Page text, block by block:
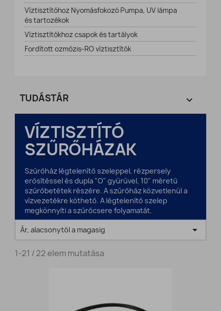
Víztisztítóhoz Nyomásfokozó Pumpa, UV lámpa
és tartozékok
Víztisztítókhoz csapok és tartályok
Fordított ozmózis-RO víztisztítók
TUDÁSTÁR 
VÍZTISZTÍTÓ
SZŰRŐHÁZAK
Szűrőház légtelenítő szeleppel, rézpersely
erősítéssel és dupla "O" gyűrűvel, 10" méretű
szűrőbetétek részére. A szűrőház közvetlenül a
vízvezetékre köthető. A légtelenítő szelep
megkönnyíti a szűrőcsere folyamatát.
Ár, alacsonytól a magasig 
1-21 / 22 elem mutatása